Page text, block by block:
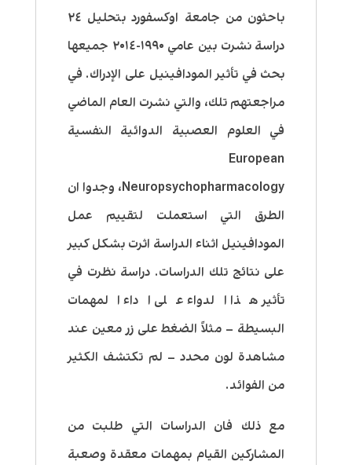
باحثون من جامعة اوكسفورد بتحليل ٢٤
دراسة نشرت بين عامي ١٩٩٠-٢٠١٤ جميعها
بحث في تأثير المودافينيل على الإدراك. في
مراجعتهم تلك، والتي نشرت العام الماضي
في العلوم العصبية الدوائية النفسية
European
Neuropsychopharmacology، وجدوا ان
الطرق التي استعملت لتقييم عمل
المودافينيل اثناء الدراسة اثرت بشكل كبير
على نتائج تلك الدراسات. دراسة نظرت في
تأثير هذا الدواء على اداء المهمات
البسيطة – مثلاً الضغط على زر معين عند
مشاهدة لون محدد – لم تكتشف الكثير
من الفوائد.
مع ذلك فان الدراسات التي طلبت من
المشاركين القيام بمهمات معقدة وصعبة